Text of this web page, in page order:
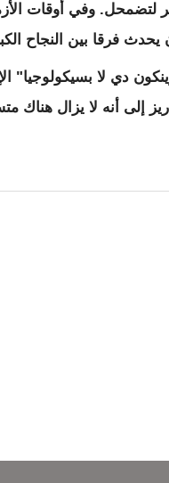
لتضمحل. وفي أوقات
يحدث فرقا بين النجاح
دي لا بسيكولوجيا"
إلى أنه لا يزال هناك